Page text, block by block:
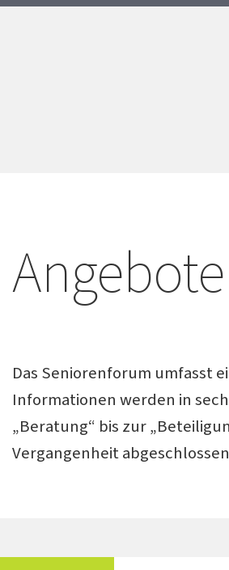
Angebote
Das Seniorenforum umfasst
Informationen werden in
„Beratung“ bis zur
Vergangenheit